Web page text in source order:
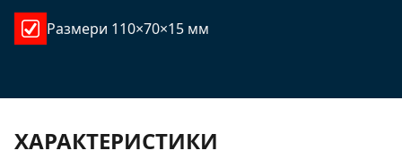
Размери 110×70×15 мм
ХАРАКТЕРИСТИКИ